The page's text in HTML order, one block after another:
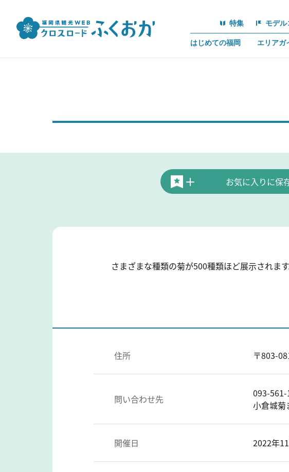
特集 モデル
はじめての福岡 エリアガ
お気に入りに保
さまざまな種類の菊が500種類ほど展示されます
住所 〒803-
問い合わせ先
093-
小倉城菊
開催日 2022年